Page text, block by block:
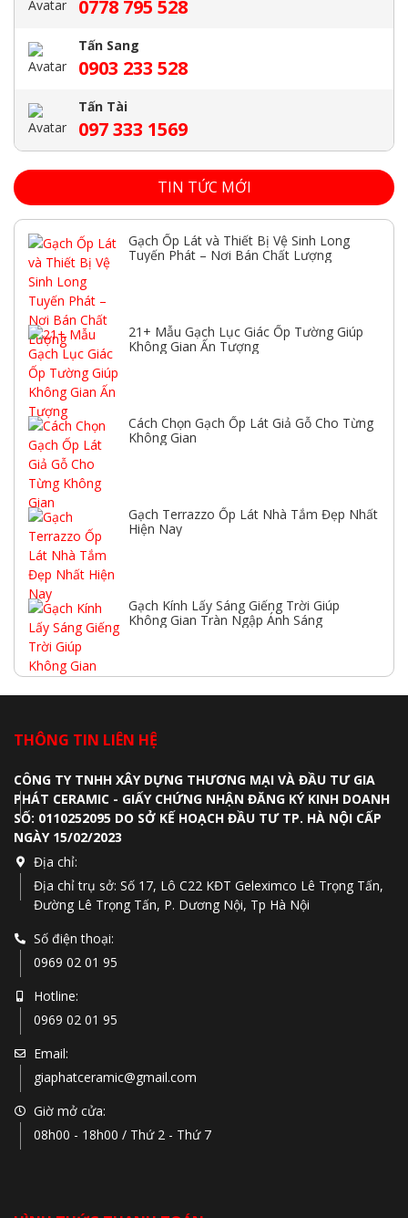
0778 795 528
Tấn Sang
0903 233 528
Tấn Tài
097 333 1569
TIN TỨC MỚI
Gạch Ốp Lát và Thiết Bị Vệ Sinh Long
Tuyến Phát – Nơi Bán Chất Lượng
21+ Mẫu Gạch Lục Giác Ốp Tường Giúp
Không Gian Ấn Tượng
Cách Chọn Gạch Ốp Lát Giả Gỗ Cho Từng
Không Gian
Gạch Terrazzo Ốp Lát Nhà Tắm Đẹp Nhất
Hiện Nay
Gạch Kính Lấy Sáng Giếng Trời Giúp
Không Gian Tràn Ngập Ánh Sáng
THÔNG TIN LIÊN HỆ
CÔNG TY TNHH XÂY DỰNG THƯƠNG MẠI VÀ ĐẦU TƯ GIA
PHÁT CERAMIC - GIẤY CHỨNG NHẬN ĐĂNG KÝ KINH DOANH
SỐ: 0110252095 DO SỞ KẾ HOẠCH ĐẦU TƯ TP. HÀ NỘI CẤP
NGÀY 15/02/2023
Địa chỉ:
Địa chỉ trụ sở: Số 17, Lô C22 KĐT Geleximco Lê Trọng Tấn,
Đường Lê Trọng Tấn, P. Dương Nội, Tp Hà Nội
Số điện thoại:
0969 02 01 95
Hotline:
0969 02 01 95
Email:
giaphatceramic@gmail.com
Giờ mở cửa:
08h00 - 18h00 / Thứ 2 - Thứ 7